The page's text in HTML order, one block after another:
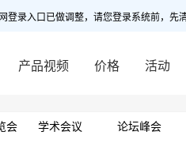
录入口已做调整，请您登录系统前，先
产品视频 价格 活动
会 学术会议 论坛峰会